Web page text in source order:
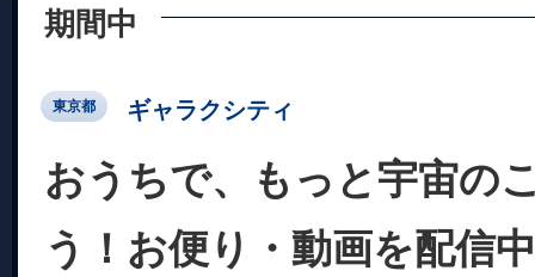
期間中
東京都 ギャラクシティ
おうちで、もっと宇宙の
う！お便り・動画を配信